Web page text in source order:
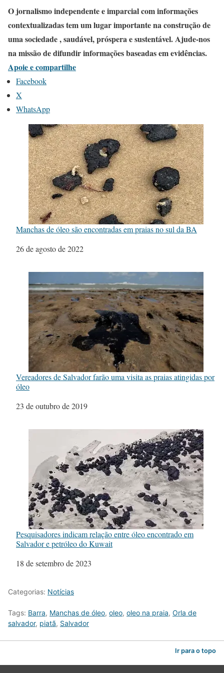
O jornalismo independente e imparcial com informações
contextualizadas tem um lugar importante na construção de
uma sociedade , saudável, próspera e sustentável. Ajude-nos
na missão de difundir informações baseadas em evidências.
Apoie e compartilhe
Facebook
X
WhatsApp
Manchas de óleo são encontradas em praias no sul da BA
Data
26 de agosto de 2022
Vereadores de Salvador farão uma visita as praias atingidas por
óleo
Data
23 de outubro de 2019
Pesquisadores indicam relação entre óleo encontrado em
Salvador e petróleo do Kuwait
Data
18 de setembro de 2023
Categorias: Notícias
Tags: Barra, Manchas de óleo, oleo, oleo na praia, Orla de
salvador, piatã, Salvador
Ir para o topo